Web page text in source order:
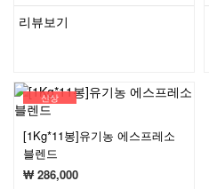
리뷰보기
신상
[1Kg*11봉]유기농 에스프레소
블렌드
₩ 286,000